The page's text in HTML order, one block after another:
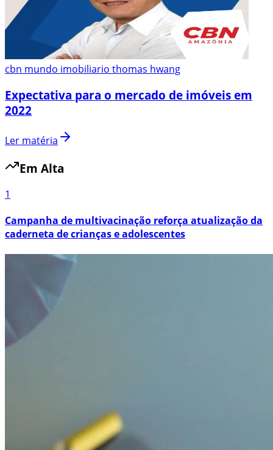
cbn mundo imobiliario thomas hwang
Expectativa para o mercado de imóveis em
2022
Ler matéria
Em Alta
1
Campanha de multivacinação reforça atualização da
caderneta de crianças e adolescentes